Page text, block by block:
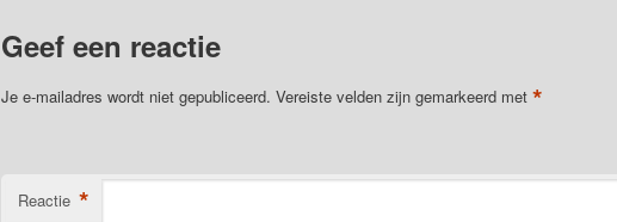
Geef een reactie
Je e-mailadres wordt niet gepubliceerd. Vereiste velden zijn gemarkeerd met *
Reactie *